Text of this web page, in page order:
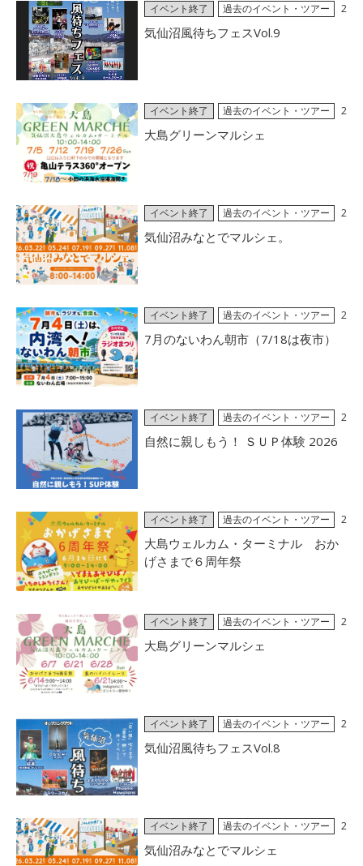
イベント終了 過去のイベント・ツアー
2
気仙沼風待ちフェスVol.9
イベント終了 過去のイベント・ツアー
2
大島グリーンマルシェ
イベント終了 過去のイベント・ツアー
2
気仙沼みなとでマルシェ。
イベント終了 過去のイベント・ツアー
2
7月のないわん朝市（7/18は夜市）
イベント終了 過去のイベント・ツアー
2
自然に親しもう！ ＳＵＰ体験 2026
イベント終了 過去のイベント・ツアー
2
大島ウェルカム・ターミナル おか
げさまで６周年祭
イベント終了 過去のイベント・ツアー
2
大島グリーンマルシェ
イベント終了 過去のイベント・ツアー
2
気仙沼風待ちフェスVol.8
イベント終了 過去のイベント・ツアー
2
気仙沼みなとでマルシェ